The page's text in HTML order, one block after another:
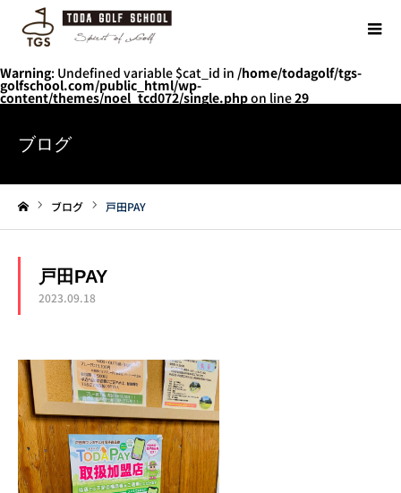
Warning: Undefined variable $cat_id in /home/todagolf/tgs-
golfschool.com/public_html/wp-
content/themes/noel_tcd072/single.phpon line29
ブログ
ブログ 戸田PAY
戸田PAY
2023.09.18